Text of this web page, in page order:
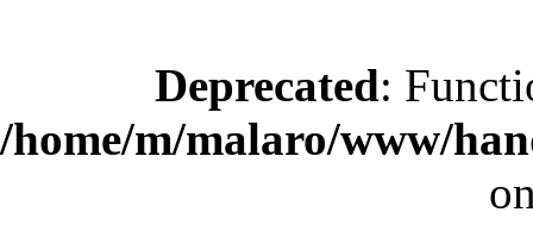
Deprecated:
/home/m/malaro/www/